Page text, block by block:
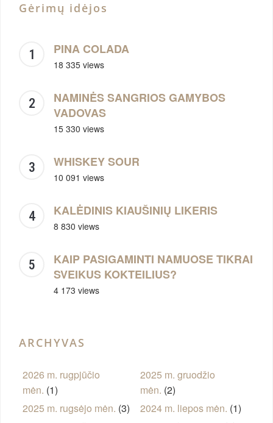
Gėrimų idėjos
PINA COLADA
18 335 views
NAMINĖS SANGRIOS GAMYBOS
VADOVAS
15 330 views
WHISKEY SOUR
10 091 views
KALĖDINIS KIAUŠINIŲ LIKERIS
8 830 views
KAIP PASIGAMINTI NAMUOSE TIKRAI
SVEIKUS KOKTEILIUS?
4 173 views
ARCHYVAS
2026 m. rugpjūčio
mėn. (1)
2025 m. gruodžio
mėn. (2)
2025 m. rugsėjo mėn. (3) 2024 m. liepos mėn. (1)